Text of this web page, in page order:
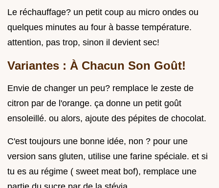
Le réchauffage? un petit coup au micro ondes ou
quelques minutes au four à basse température.
attention, pas trop, sinon il devient sec!
Variantes : À Chacun Son Goût!
Envie de changer un peu? remplace le zeste de
citron par de l'orange. ça donne un petit goût
ensoleillé. ou alors, ajoute des pépites de chocolat.
C'est toujours une bonne idée, non ? pour une
version sans gluten, utilise une farine spéciale. et si
tu es au régime ( sweet meat bof), remplace une